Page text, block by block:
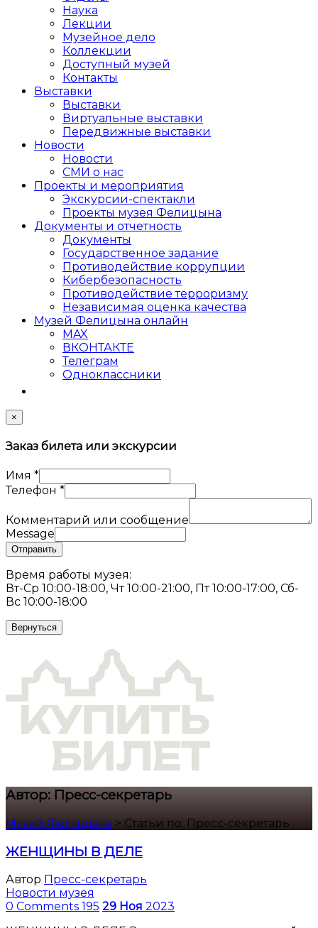
Наука
Лекции
Музейное дело
Коллекции
Доступный музей
Контакты
Выставки
Выставки
Виртуальные выставки
Передвижные выставки
Новости
Новости
СМИ о нас
Проекты и мероприятия
Экскурсии-спектакли
Проекты музея Фелицына
Документы и отчетность
Документы
Государственное задание
Противодействие коррупции
Кибер­безопасность
Противодействие терроризму
Независимая оценка качества
Музей Фелицына онлайн
MAX
ВКОНТАКТЕ
Телеграм
Одноклассники
×
Заказ билета или экскурсии
Имя *
Телефон *
Комментарий или сообщение
Message
Отправить
Время работы музея:
Вт-Ср 10:00-18:00, Чт 10:00-21:00, Пт 10:00-17:00, Сб-
Вс 10:00-18:00
Вернуться
Автор: Пресс-секретарь
Музей Фелицына > Статьи по: Пресс-секретарь
ЖЕНЩИНЫ В ДЕЛЕ
Автор Пресс-секретарь
Новости музея
0 Comments 195 29 Ноя 2023